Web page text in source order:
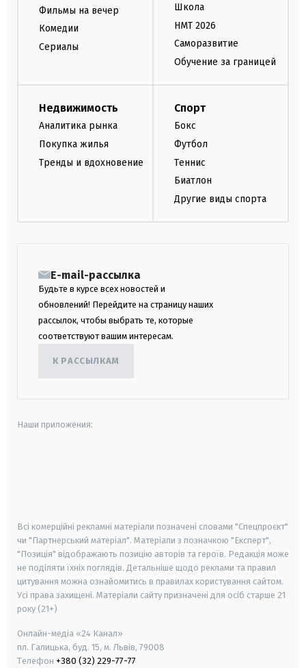
Фильмы на вечер
Комедии
Сериалы
Школа
НМТ 2026
Саморазвитие
Обучение за границей
Недвижимость
Аналитика рынка
Покупка жилья
Тренды и вдохновение
Спорт
Бокс
Футбол
Теннис
Биатлон
Другие виды спорта
E-mail-рассылка
Будьте в курсе всех новостей и
обновлений! Перейдите на страницу наших
рассылок, чтобы выбрать те, которые
соответствуют вашим интересам.
К РАССЫЛКАМ
Наши приложения:
Всі комерційні рекламні матеріали позначені словами "Спецпроєкт"
чи "Партнерський матеріал". Матеріали з позначкою "Експерт",
"Позиція" відображають позицію авторів та героїв. Редакція може
не поділяти їхніх поглядів. Детальніше щодо реклами та правил
цитування можна ознайомитись в правилах користування сайтом.
Усі права захищені. Матеріали сайту призначені для осіб старше 21
року (21+)
Онлайн-медіа «24 Канал»
пл. Галицька, буд. 15, м. Львів, 79008
Телефон +380 (32) 229-77-77